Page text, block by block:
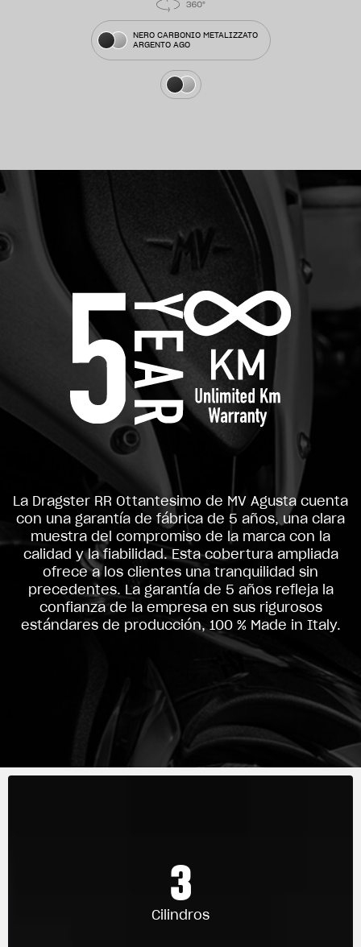
NERO CARBONIO METALIZZATO
ARGENTO AGO
La Dragster RR Ottantesimo de MV Agusta cuenta
con una garantía de fábrica de 5 años, una clara
muestra del compromiso de la marca con la
calidad y la fiabilidad. Esta cobertura ampliada
ofrece a los clientes una tranquilidad sin
precedentes. La garantía de 5 años refleja la
confianza de la empresa en sus rigurosos
estándares de producción, 100 % Made in Italy.
3
Cilindros